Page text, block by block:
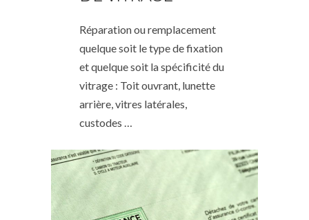
Réparation ou remplacement
quelque soit le type de fixation
et quelque soit la spécificité du
vitrage : Toit ouvrant, lunette
arrière, vitres latérales,
custodes …